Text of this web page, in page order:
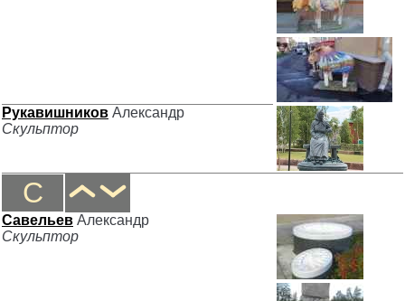
Рукавишников Александр
Скульптор
С
Савельев Александр
Скульптор